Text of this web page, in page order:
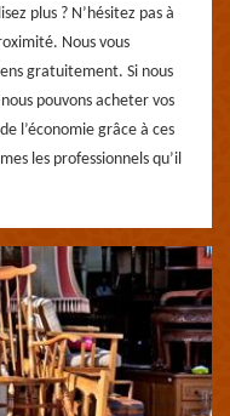
plus ? N’hésitez pas à
Nous vous
gratuitement. Si nous
pouvons acheter vos
l’économie grâce à ces
les professionnels qu’il